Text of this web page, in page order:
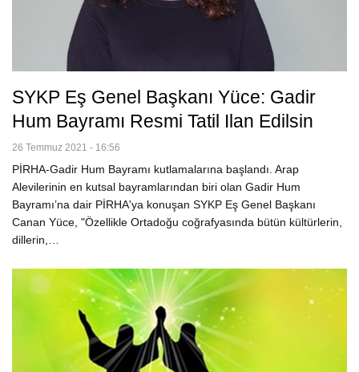
SYKP Eş Genel Başkanı Yüce: Gadir
Hum Bayramı Resmi Tatil Ilan Edilsin
26 Temmuz 2021 - 16:56
PİRHA-Gadir Hum Bayramı kutlamalarına başlandı. Arap
Alevilerinin en kutsal bayramlarından biri olan Gadir Hum
Bayramı’na dair PİRHA'ya konuşan SYKP Eş Genel Başkanı
Canan Yüce, "Özellikle Ortadoğu coğrafyasında bütün kültürlerin,
dillerin,…